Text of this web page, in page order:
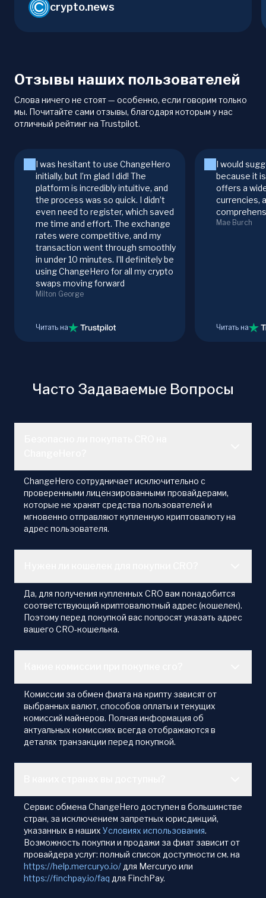
crypto.news
Отзывы наших пользователей
Слова ничего не стоят — особенно, если говорим только
мы. Почитайте сами отзывы, благодаря которым у нас
отличный рейтинг на Trustpilot.
I was hesitant to use ChangeHero
initially, but I’m glad I did! The
platform is incredibly intuitive, and
the process was so quick. I didn’t
even need to register, which saved
me time and effort. The exchange
rates were competitive, and my
transaction went through smoothly
in under 10 minutes. I’ll definitely be
using ChangeHero for all my crypto
swaps moving forward
Milton George
Читать на
I would
because it
offers a
currencies,
Mae Burch
Читать на
Часто Задаваемые Вопросы
ChangeHero сотрудничает исключительно с
проверенными лицензированными провайдерами,
которые не хранят средства пользователей и
мгновенно отправляют купленную криптовалюту на
адрес пользователя.
Да, для получения купленных CRO вам понадобится
соответствующий криптовалютный адрес (кошелек).
Поэтому перед покупкой вас попросят указать адрес
вашего CRO-кошелька.
Комиссии за обмен фиата на крипту зависят от
выбранных валют, способов оплаты и текущих
комиссий майнеров. Полная информация об
актуальных комиссиях всегда отображаются в
деталях транзакции перед покупкой.
Сервис обмена ChangeHero доступен в большинстве
стран, за исключением запретных юрисдикций,
указанных в наших Условиях использования.
Возможность покупки и продажи за фиат зависит от
провайдера услуг: полный список доступности см. на
https://help.mercuryo.io/ для Mercuryo или
https://finchpay.io/faq для FinchPay.